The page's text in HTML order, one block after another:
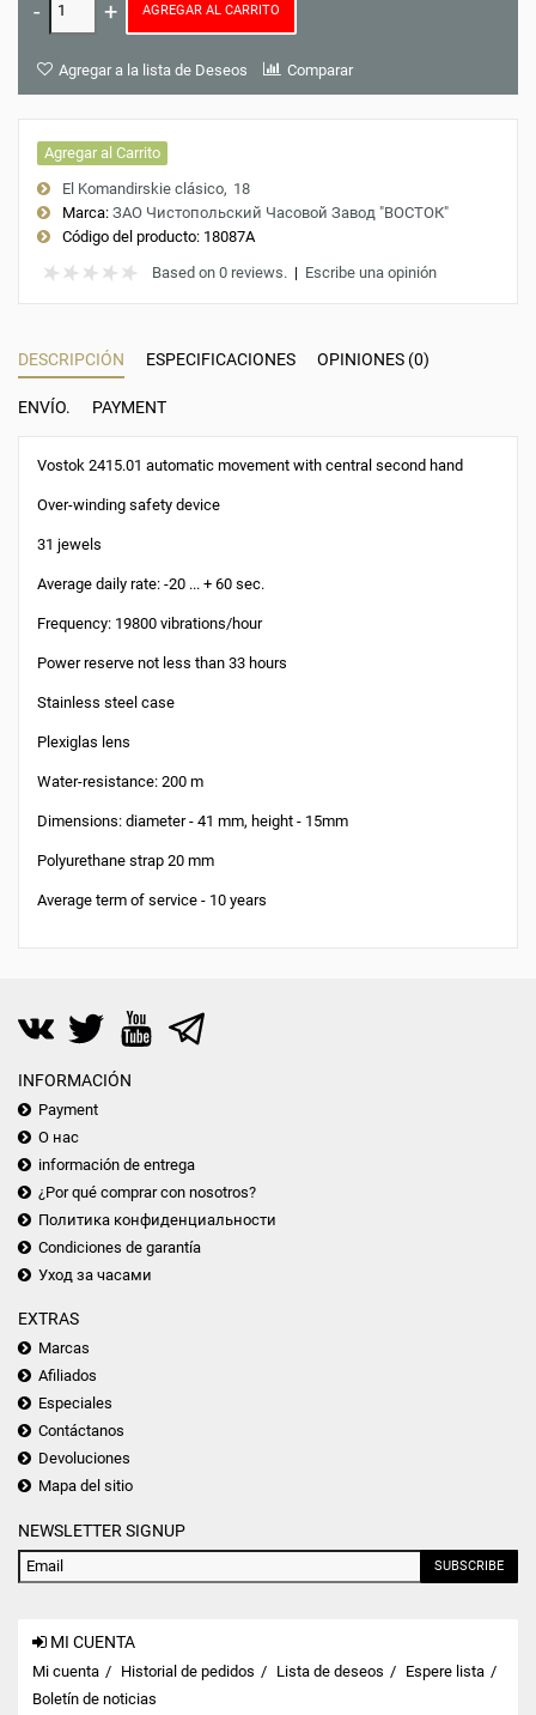
AGREGAR AL CARRITO
Agregar a la lista de Deseos Comparar
Agregar al Carrito
El Komandirskie clásico 18
Marca: ЗАО Чистопольский Часовой Завод "ВОСТОК"
Código del producto: 18087A
Based on 0 reviews. | Escribe una opinión
DESCRIPCIÓN ESPECIFICACIONES OPINIONES (0)
ENVÍO. PAYMENT
Vostok 2415.01 automatic movement with central second hand
Over-winding safety device
31 jewels
Average daily rate: -20 ... + 60 sec.
Frequency: 19800 vibrations/hour
Power reserve not less than 33 hours
Stainless steel case
Plexiglas lens
Water-resistance: 200 m
Dimensions: diameter - 41 mm, height - 15mm
Polyurethane strap 20 mm
Average term of service - 10 years
INFORMACIÓN
Payment
О нас
información de entrega
¿Por qué comprar con nosotros?
Политика конфиденциальности
Condiciones de garantía
Уход за часами
EXTRAS
Marcas
Afiliados
Especiales
Contáctanos
Devoluciones
Mapa del sitio
NEWSLETTER SIGNUP
SUBSCRIBE
MI CUENTA
Mi cuenta Historial de pedidos Lista de deseos
Espere lista
Boletín de noticias